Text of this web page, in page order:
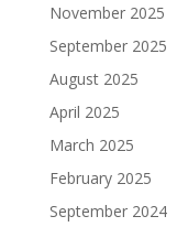
November 2025
September 2025
August 2025
April 2025
March 2025
February 2025
September 2024